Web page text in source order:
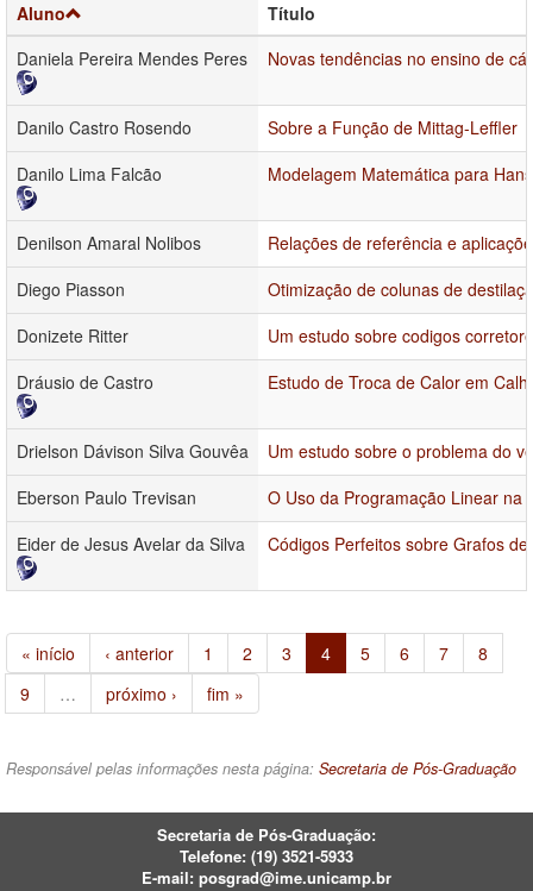
Aluno
Título
Daniela Pereira Mendes Peres
Novas tendências no ensino de
Danilo Castro Rosendo
Sobre a Função de Mittag-Leffler
Danilo Lima Falcão
Modelagem Matemática para
Denilson Amaral Nolibos
Relações de referência e
Diego Piasson
Otimização de colunas de
Donizete Ritter
Um estudo sobre codigos
Dráusio de Castro
Estudo de Troca de Calor em
Drielson Dávison Silva Gouvêa
Um estudo sobre o problema do
Eberson Paulo Trevisan
O Uso da Programação Linear na
Eider de Jesus Avelar da Silva
Códigos Perfeitos sobre Grafos
« início ‹ anterior 1 2 3 4 5 6 7
8
9
… próximo › fim »
Responsável pelas informações nesta página: Secretaria de Pós-Graduação
Secretaria de Pós-Graduação:
Telefone: (19) 3521-5933
E-mail: posgrad@ime.unicamp.br